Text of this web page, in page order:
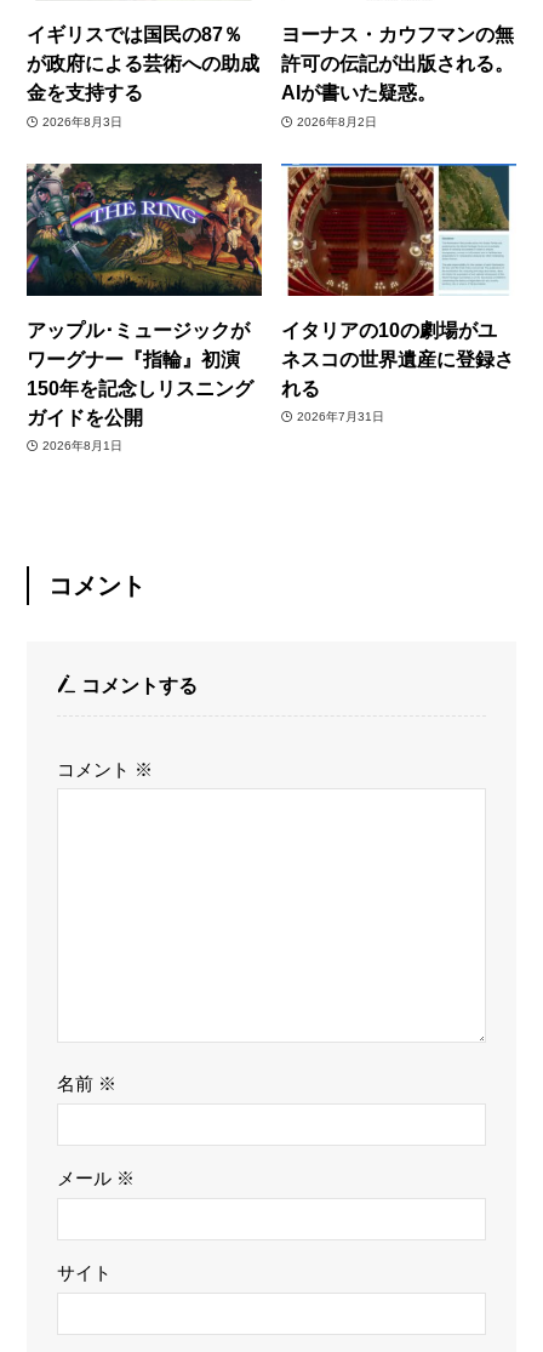
イギリスでは国民の87％
が政府による芸術への助成
金を支持する
2026年8月3日
ヨーナス・カウフマンの無
許可の伝記が出版される。
AIが書いた疑惑。
2026年8月2日
アップル･ミュージックが
ワーグナー『指輪』初演
150年を記念しリスニング
ガイドを公開
2026年8月1日
イタリアの10の劇場がユ
ネスコの世界遺産に登録さ
れる
2026年7月31日
コメント
コメントする
コメント ※
名前 ※
メール ※
サイト